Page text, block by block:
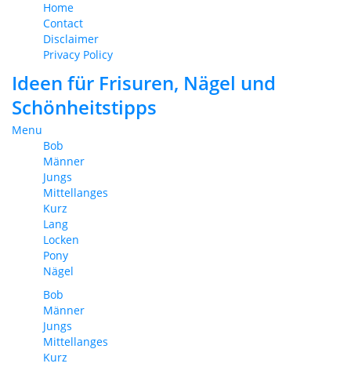
Home
Contact
Disclaimer
Privacy Policy
Ideen für Frisuren, Nägel und
Schönheitstipps
Menu
Bob
Männer
Jungs
Mittellanges
Kurz
Lang
Locken
Pony
Nägel
Bob
Männer
Jungs
Mittellanges
Kurz